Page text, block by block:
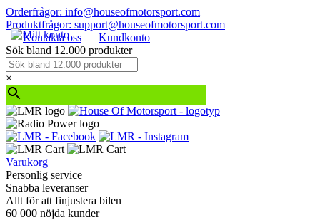
Orderfrågor: info@houseofmotorsport.com
Produktfrågor: support@houseofmotorsport.com
Kontakta oss
Kundkonto
Sök bland 12.000 produkter
×
Varukorg
Personlig service
Snabba leveranser
Allt för att finjustera bilen
60 000 nöjda kunder